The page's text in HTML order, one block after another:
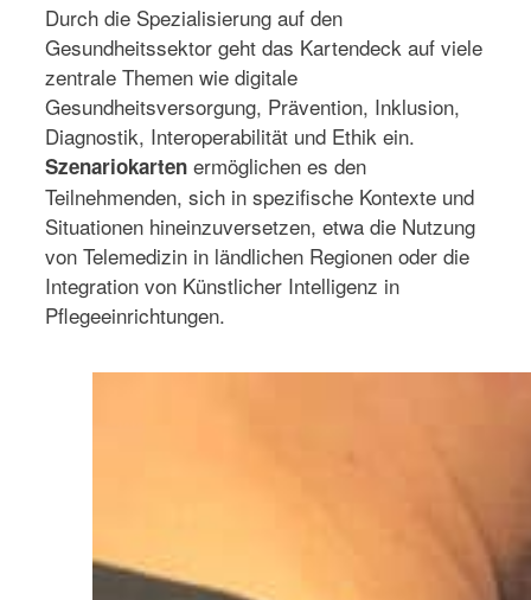
Durch die Spezialisierung auf den
Gesundheitssektor geht das Kartendeck auf viele
zentrale Themen wie digitale
Gesundheitsversorgung, Prävention, Inklusion,
Diagnostik, Interoperabilität und Ethik ein.
Szenariokarten ermöglichen es den
Teilnehmenden, sich in spezifische Kontexte und
Situationen hineinzuversetzen, etwa die Nutzung
von Telemedizin in ländlichen Regionen oder die
Integration von Künstlicher Intelligenz in
Pflegeeinrichtungen.